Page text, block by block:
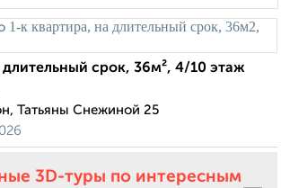
длительный срок, 36м², 4/10 этаж
Татьяны Снежиной 25
3D-туры по интересным